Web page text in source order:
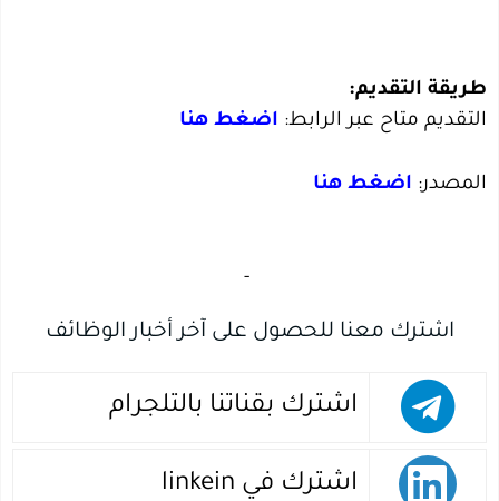
طريقة التقديم:
التقديم متاح عبر الرابط: اضغط هنا
المصدر: اضغط هنا
-‏
اشترك معنا للحصول على آخر أخبار الوظائف
اشترك بقناتنا بالتلجرام
اشترك في linkein